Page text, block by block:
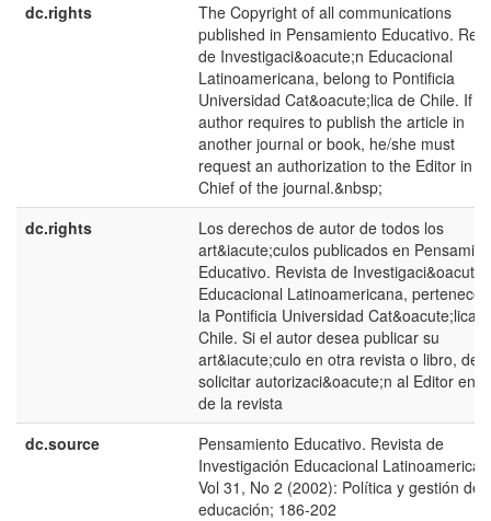
dc.rights
The Copyright of all communications
published in Pensamiento Educativo.
de Investigaci&oacute;n Educacional
Latinoamericana, belong to Pontificia
Universidad Cat&oacute;lica de Chile. If
author requires to publish the article in
another journal or book, he/she must
request an authorization to the Editor in
Chief of the journal.&nbsp;
dc.rights
Los derechos de autor de todos los
art&iacute;culos publicados en
Educativo. Revista de
Educacional Latinoamericana,
la Pontificia Universidad Cat&oacute;lica
Chile. Si el autor desea publicar su
art&iacute;culo en otra revista o libro,
solicitar autorizaci&oacute;n al Editor en
de la revista
dc.source
Pensamiento Educativo. Revista de
Investigación Educacional
Vol 31, No 2 (2002): Política y gestión de
educación; 186-202